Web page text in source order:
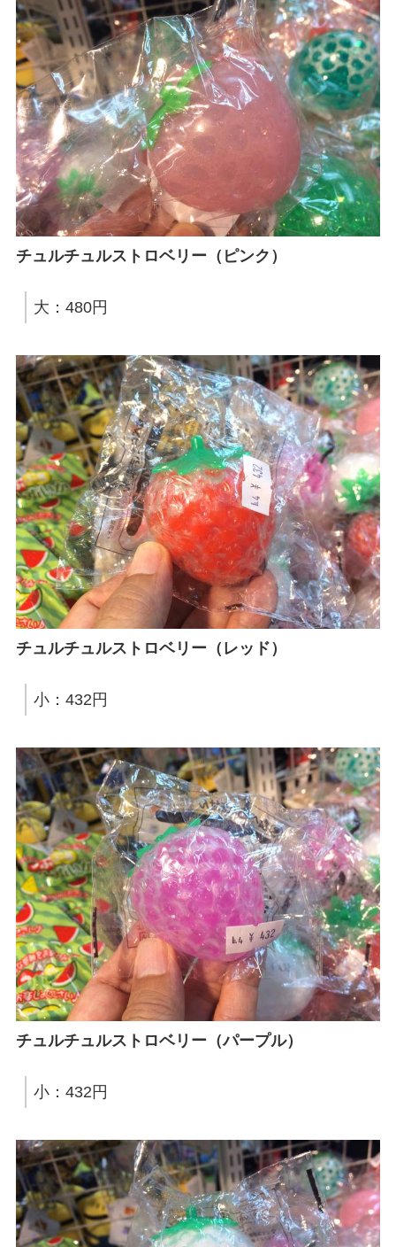
チュルチュルストロベリー（ピンク）
大：480円
チュルチュルストロベリー（レッド）
小：432円
チュルチュルストロベリー（パープル）
小：432円